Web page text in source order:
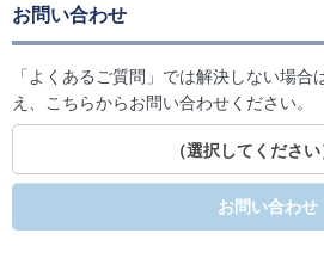
お問い合わせ
「よくあるご質問」では解決しない場合
え、こちらからお問い合わせください。
（選択してください
お問い合わせ